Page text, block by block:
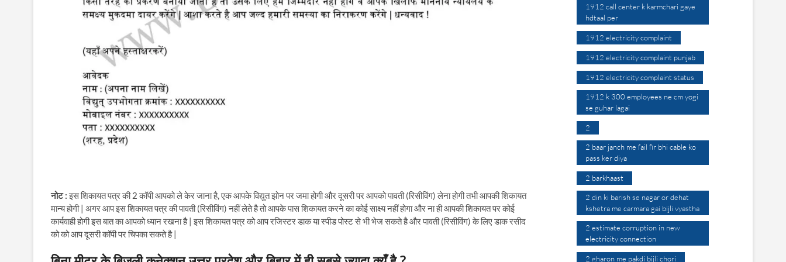
नोट :इस शिकायत पत्र की 2 कॉपी आपको ले केर जाना है, एक आपके विद्युत झोन पर जमा होगी और दूसरी पर आपको पावती (रिसीविंग) लेना होगी तभी आपकी शिकायत
मान्य होगी | अगर आप इस शिकायत पत्र की पावती (रिसीविंग) नहीं लेते है तो आपके पास शिकायत करने का कोई साक्ष्य नहीं होगा और ना ही आपकी शिकायत पर कोई
कार्यवाही होगी इस बात का आपको ध्यान रखना है | इस शिकायत पत्र को आप रजिस्टर डाक या स्पीड पोस्ट से भी भेज सकते है और पावती (रिसीविंग) के लिए डाक रसीद
को को आप दूसरी कॉपी पर चिपका सकते है |
1912 call center k karmchari gaye
hdtaal per
1912 electricity complaint
1912 electricity complaint punjab
1912 electricity complaint status
1912 k 300 employees ne cm yogi
se guhar lagai
2
2 baar janch me fail fir bhi cable ko
pass ker diya
2 barkhaast
2 din ki barish se nagar or dehat
kshetra me carmara gai bijli vyastha
2 estimate corruption in new
electricity connection
2 gharon me pakdi bijli chori